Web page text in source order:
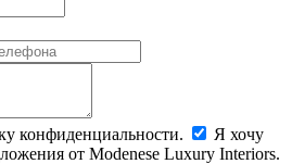
конфиденциальности.
Я хочу
от Modenese Luxury Interiors.